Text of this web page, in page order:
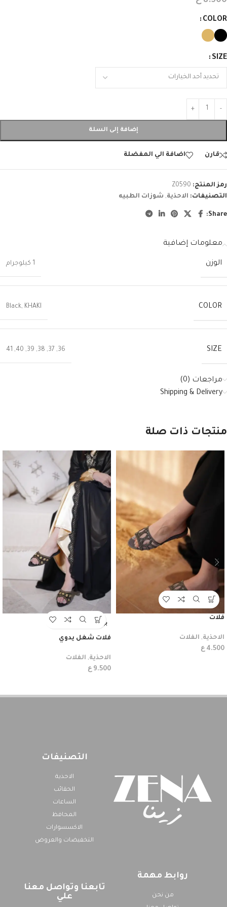
COLOR
SIZE
إضافة إلى السلة
قارن اضافة الي المفضلة
رمز المنتج: Z0590
التصنيفات: الاحذية, شوزات الطبيه
Share:
معلومات إضافية
الوزن 1 كيلوجرام
COLOR
Black, KHAKI
SIZE
36
,
37
,
38
,
39
,
40
,
41
مراجعات (0)
Shipping & Delivery
منتجات ذات صلة
فلات
الاحذية, الفلات
4.500 ع
بيعت
فلات شغل يدوي
الاحذية, الفلات
9.500 ع
التصنيفات
الاحذية
الحقائب
الساعات
المحافظ
الاكسسوارات
التخفيضات والعروض
روابط مهمة
من نحن
تابعنا وتواصل معنا
علي